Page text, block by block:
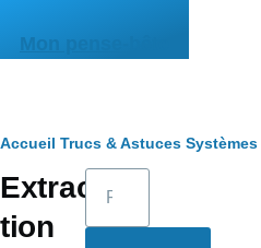
Mon pense-bête
Fil
d'Ariane
Accueil Trucs & Astuces Systèmes
Extrac
tion
Rechercher